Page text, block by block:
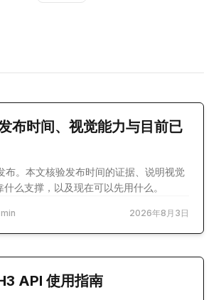
布时间、视觉能力与目前已
布。本文核验发布时间的证据、说明视觉
么支撑，以及现在可以先用什么。
min 2026年8月3日
API 使用指南